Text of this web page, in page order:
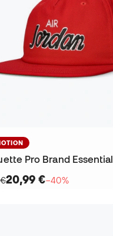
Pro Brand Essential
20,99 €−40%